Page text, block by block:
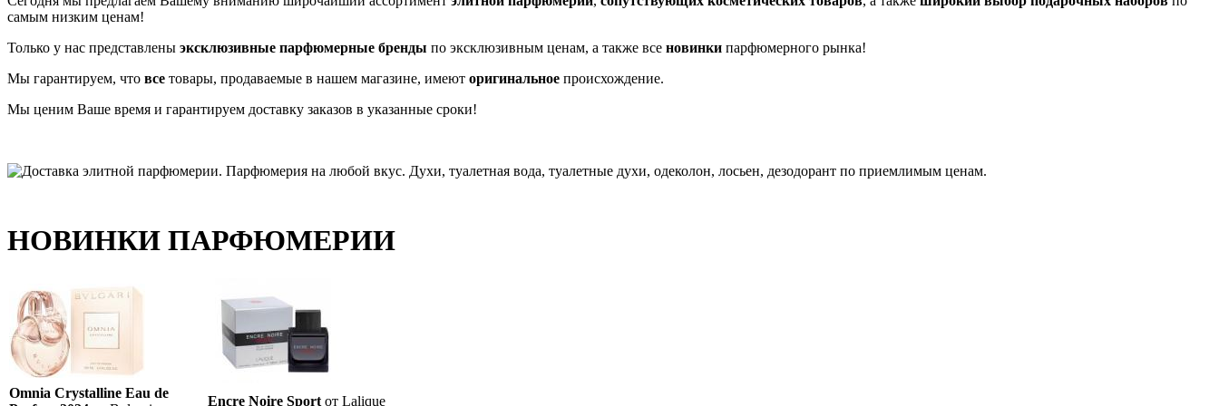
самым низким ценам!
Только у нас представлены эксклюзивные парфюмерные бренды по эксклюзивным ценам, а также все новинки парфюмерного рынка!
Мы гарантируем, что все товары, продаваемые в нашем магазине, имеют оригинальное происхождение.
Мы ценим Ваше время и гарантируем доставку заказов в указанные сроки!
НОВИНКИ ПАРФЮМЕРИИ
Omnia Crystalline Eau de
Encre Noire Sportот Lalique